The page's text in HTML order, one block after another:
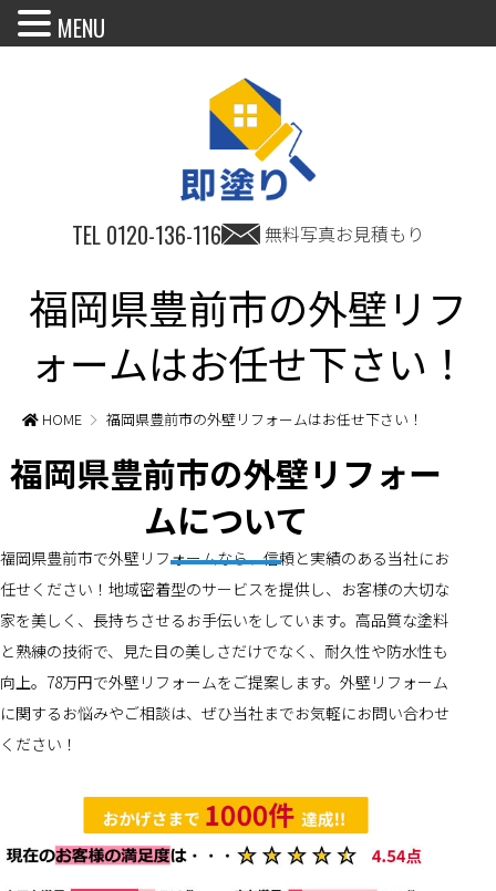
TEL 0120-136-116 無料写真お見積もり
福岡県豊前市の外壁リフ
ォームはお任せ下さい！
HOME 福岡県豊前市の外壁リフォームはお任せ下さい！
福岡県豊前市の外壁リフォー
ムについて
福岡県豊前市で外壁リフォームなら、信頼と実績のある当社にお
任せください！地域密着型のサービスを提供し、お客様の大切な
家を美しく、長持ちさせるお手伝いをしています。高品質な塗料
と熟練の技術で、見た目の美しさだけでなく、耐久性や防水性も
向上。78万円で外壁リフォームをご提案します。外壁リフォーム
に関するお悩みやご相談は、ぜひ当社までお気軽にお問い合わせ
ください！
MENU